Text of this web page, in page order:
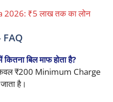
2026: ₹5 लाख तक का लोन
बिल माफ होता है?
₹200 Minimum Charge
है।